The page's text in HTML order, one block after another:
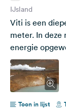
IJsland
Viti is een
meter. In
energie
Toon in lijst